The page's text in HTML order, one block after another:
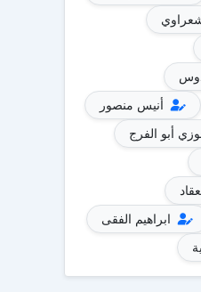
أنيس منصور
أبو الفرج
ابراهيم الفقى